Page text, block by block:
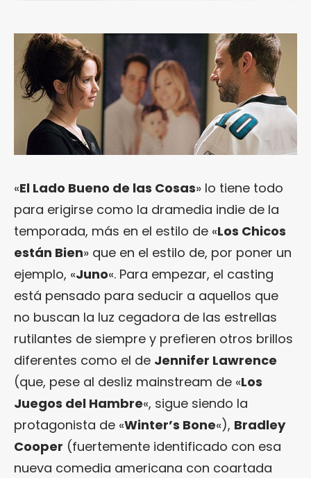
«El Lado Bueno de las Cosas» lo tiene todo
para erigirse como la dramedia indie de la
temporada, más en el estilo de «Los Chicos
están Bien» que en el estilo de, por poner un
ejemplo, «Juno«. Para empezar, el casting
está pensado para seducir a aquellos que
no buscan la luz cegadora de las estrellas
rutilantes de siempre y prefieren otros brillos
diferentes como el de Jennifer Lawrence
(que, pese al desliz mainstream de «Los
Juegos del Hambre«, sigue siendo la
protagonista de «Winter’s Bone«), Bradley
Cooper (fuertemente identificado con esa
nueva comedia americana con coartada